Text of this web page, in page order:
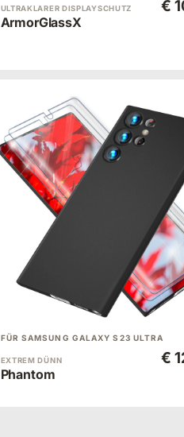
ULTRAKLARER DISPLAYSCHUTZ
ArmorGlassX
€
FÜR SAMSUNG GALAXY S23 ULTRA
EXTREM DÜNN
Phantom
€